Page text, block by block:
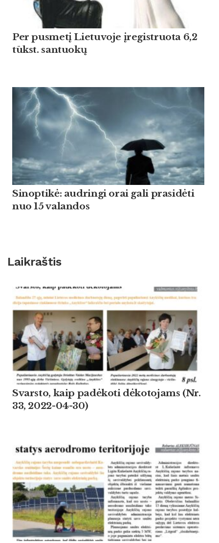
Per pusmetį Lietuvoje įregistruota 6,2
tūkst. santuokų
Sinoptikė: audringi orai gali prasidėti
nuo 15 valandos
Laikraštis
Svarsto, kaip padėkoti dėkotojams (Nr.
33, 2022-04-30)